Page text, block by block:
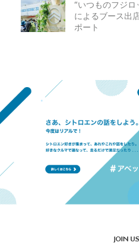
“いつものフジ
によるブース出
ポート